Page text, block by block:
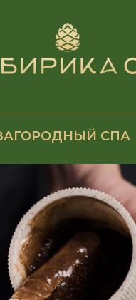
СПА